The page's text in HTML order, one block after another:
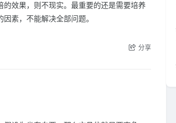
效果，则不现实。最重要的还是需要培养
素，不能解决全部问题。
分享